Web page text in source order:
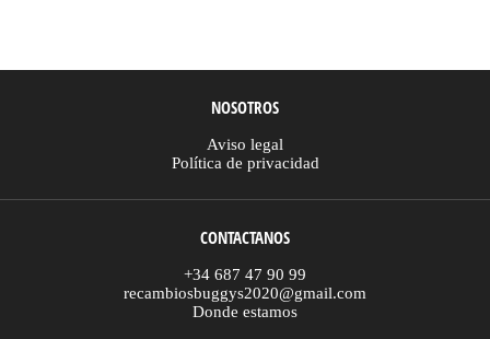
NOSOTROS
Aviso legal
Política de privacidad
CONTACTANOS
+34 687 47 90 99
recambiosbuggys2020@gmail.com
Donde estamos